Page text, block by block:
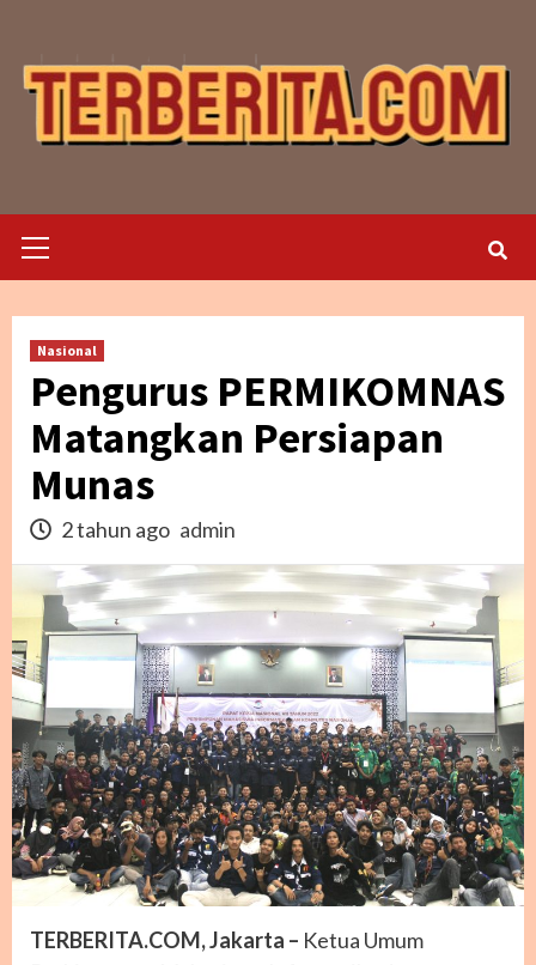
content
Menu
Nasional
Pengurus PERMIKOMNAS
Matangkan Persiapan
Munas
2 tahun ago admin
TERBERITA.COM, Jakarta – Ketua Umum